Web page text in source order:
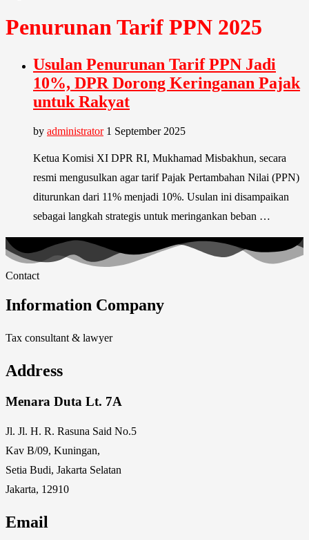
Penurunan Tarif PPN 2025
Usulan Penurunan Tarif PPN Jadi
10%, DPR Dorong Keringanan Pajak
untuk Rakyat
by administrator 1 September 2025
Ketua Komisi XI DPR RI, Mukhamad Misbakhun, secara
resmi mengusulkan agar tarif Pajak Pertambahan Nilai (PPN)
diturunkan dari 11% menjadi 10%. Usulan ini disampaikan
sebagai langkah strategis untuk meringankan beban …
Contact
Information Company
Tax consultant & lawyer
Address
Menara Duta Lt. 7A
Jl. Jl. H. R. Rasuna Said No.5
Kav B/09, Kuningan,
Setia Budi, Jakarta Selatan
Jakarta, 12910
Email